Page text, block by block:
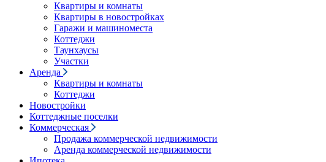
Квартиры и комнаты
Квартиры в новостройках
Гаражи и машиноместа
Коттеджи
Таунхаусы
Участки
Аренда
Квартиры и комнаты
Коттеджи
Новостройки
Коттеджные поселки
Коммерческая
Продажа коммерческой недвижимости
Аренда коммерческой недвижимости